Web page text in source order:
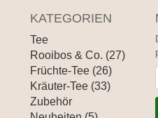
KATEGORIEN
Tee
Rooibos & Co. (27)
Früchte-Tee (26)
Kräuter-Tee (33)
Zubehör